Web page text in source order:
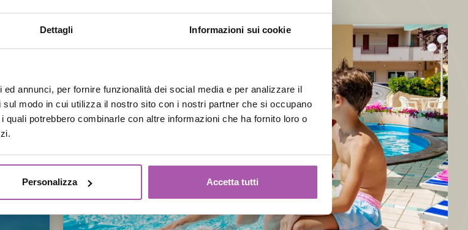
Dettagli Informazioni sui cookie
annunci, per fornire funzionalità dei social media e per analizzare il
modo in cui utilizza il nostro sito con i nostri partner che si occupano
potrebbero combinarle con altre informazioni che ha fornito loro o
Personalizza Accetta tutti